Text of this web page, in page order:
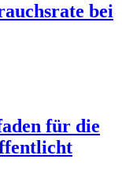
bei
für die